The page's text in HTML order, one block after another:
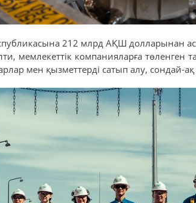
212 млрд АҚШ долларынан
мемлекеттік компанияларға төленген
мен қызметтерді сатып алу, сондай-